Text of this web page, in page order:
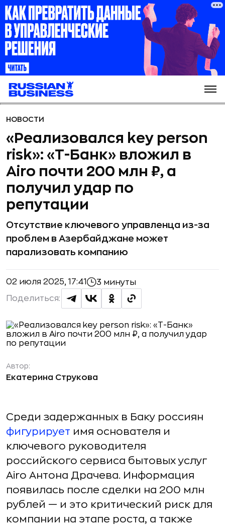
НОВОСТИ
«Реализовался key person
risk»: «Т-Банк» вложил в
Airo почти 200 млн ₽, а
получил удар по
репутации
Отсутствие ключевого управленца из-за
проблем в Азербайджане может
парализовать компанию
02 июля 2025, 17:41 3 минуты
Поделиться:
Автор:
Екатерина Струкова
Среди задержанных в Баку россиян
фигурирует имя основателя и
ключевого руководителя
российского сервиса бытовых услуг
Airo Антона Драчева. Информация
появилась после сделки на 200 млн
рублей — и это критический риск для
компании на этапе роста, а также